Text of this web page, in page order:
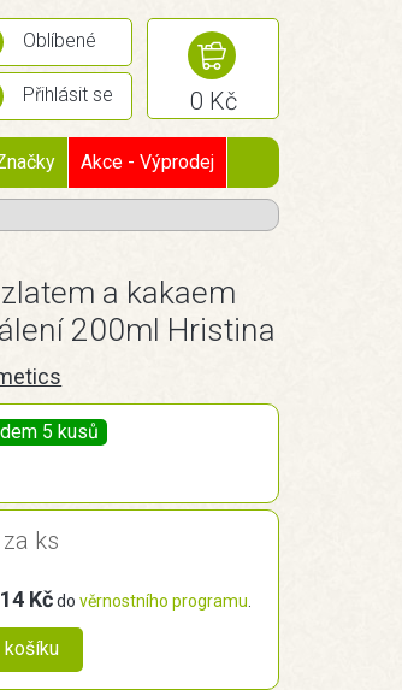
Oblíbené
Přihlásit se 0 Kč
Akce - Výprodej
a kakaem
200ml Hristina
5 kusů
ks
14 Kčdověrnostního programu
košíku